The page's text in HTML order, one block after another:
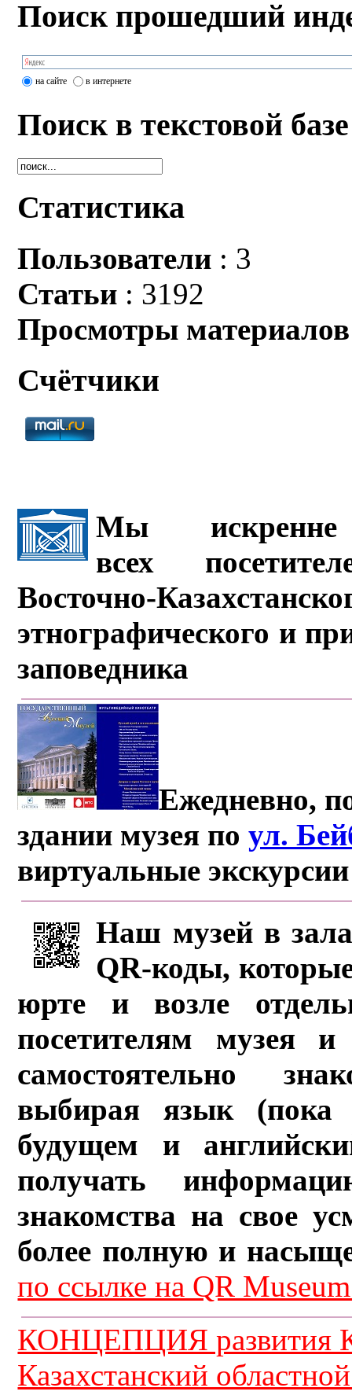
Поиск прошедший
на сайте в интернете
Поиск в текстовой базе
Статистика
Пользователи : 3
Статьи : 3192
Просмотры материалов
Счётчики
Мы искренне
всех
Восточно-
этнографического и
заповедника
Ежедневно,
здании музея поул.
виртуальные
Наш музей в
QR-коды,
юрте и возле
посетителям музея и
самостоятельно
выбирая язык (пока
будущем и
получать
знакомства на свое
более полную и
по ссылке на QR
КОНЦЕПЦИЯ развития
Казахстанский